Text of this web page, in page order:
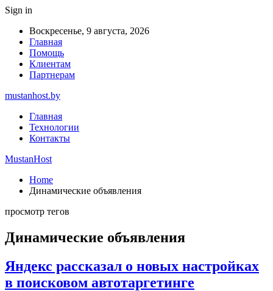
Sign in
Воскресенье, 9 августа, 2026
Главная
Помощь
Клиентам
Партнерам
mustanhost.by
Главная
Технологии
Контакты
MustanHost
Home
Динамические объявления
просмотр тегов
Динамические объявления
Яндекс рассказал о новых настройках
в поисковом автотаргетинге